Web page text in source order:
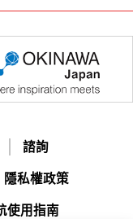
諮詢
隱私權政策
使用指南